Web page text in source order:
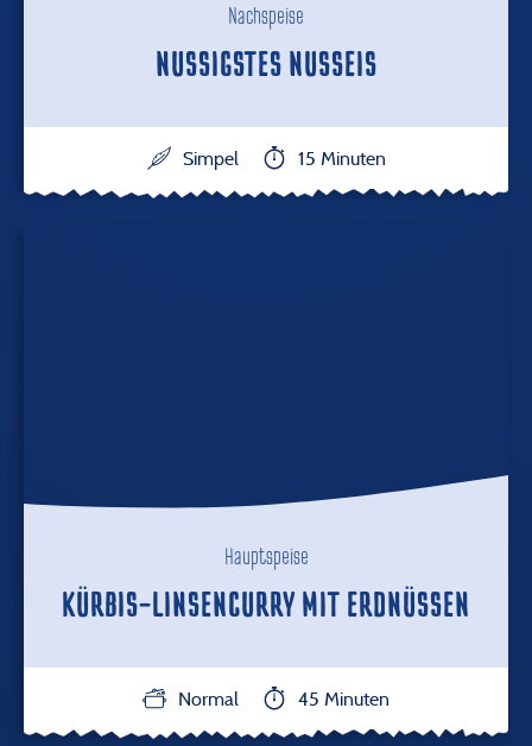
Nachspeise
NUSSIGSTES NUSSEIS
Simpel 15 Minuten
Hauptspeise
KÜRBIS-LINSENCURRY MIT ERDNÜSSEN
Normal 45 Minuten